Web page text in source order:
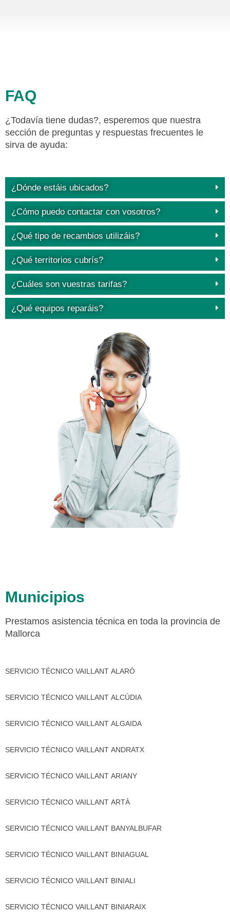
FAQ
¿Todavía tiene dudas?, esperemos que nuestra
sección de preguntas y respuestas frecuentes le
sirva de ayuda:
¿Dónde estáis ubicados?
¿Cómo puedo contactar con vosotros?
¿Qué tipo de recambios utilizáis?
¿Qué territorios cubrís?
¿Cuáles son vuestras tarifas?
¿Qué equipos reparáis?
Municipios
Prestamos asistencia técnica en toda la provincia de
Mallorca
SERVICIO TÉCNICO VAILLANT ALARÓ
SERVICIO TÉCNICO VAILLANT ALCÚDIA
SERVICIO TÉCNICO VAILLANT ALGAIDA
SERVICIO TÉCNICO VAILLANT ANDRATX
SERVICIO TÉCNICO VAILLANT ARIANY
SERVICIO TÉCNICO VAILLANT ARTÀ
SERVICIO TÉCNICO VAILLANT BANYALBUFAR
SERVICIO TÉCNICO VAILLANT BINIAGUAL
SERVICIO TÉCNICO VAILLANT BINIALI
SERVICIO TÉCNICO VAILLANT BINIARAIX